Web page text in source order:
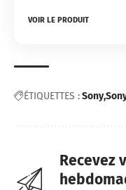
VOIR LE PRODUIT
ÉTIQUETTES :Sony
Recevez